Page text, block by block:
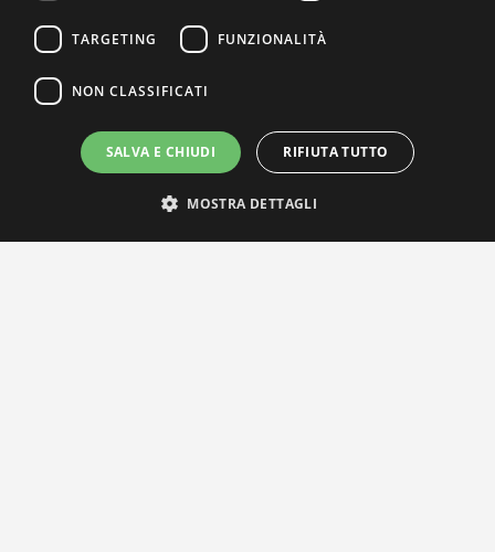
TARGETING FUNZIONALITÀ
NON CLASSIFICATI
SALVA E CHIUDI RIFIUTA TUTTO
MOSTRA DETTAGLI